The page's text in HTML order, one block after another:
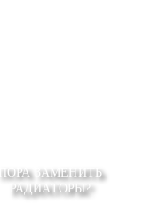
ПОРА ЗАМЕНИТЬ
РАДИАТОРЫ?